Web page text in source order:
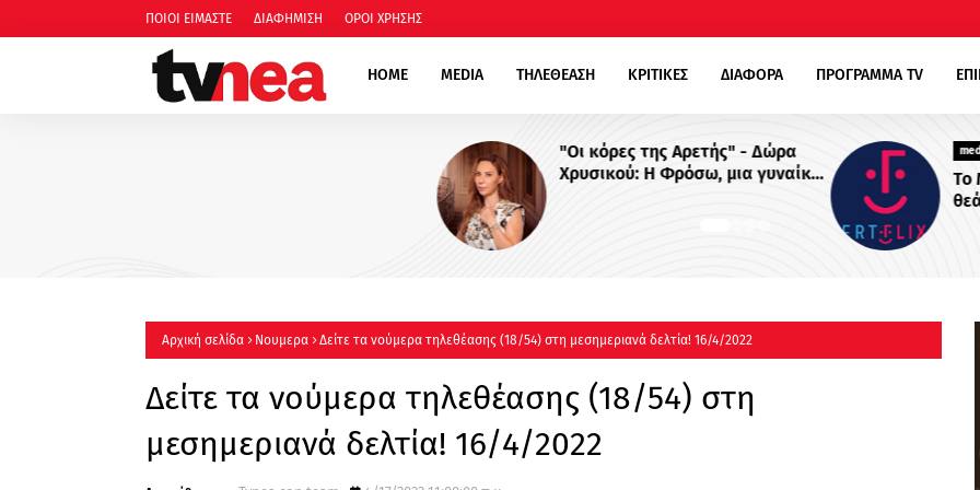
ΠΟΙΟΙ ΕΙΜΑΣΤΕ ΔΙΑΦΗΜΙΣΗ ΟΡΟΙ ΧΡΗΣΗΣ
HOME MEDIA ΤΗΛΕΘΕΑΣΗ ΚΡΙΤΙΚΕΣ ΔΙΑΦΟΡΑ ΠΡΟΓΡΑΜΜΑ TV
"Οι κόρες της Αρετής" - Δώρα
Χρυσικού: Η Φρόσω, μια γυναίκα
γεμάτη αγάπη και δύναμη
media
Το Μουντιάλ έβαλε γκολ στις
θεάσεις του ERTFLIX και τον
Ιούλιο με 22.551.894 views, για
δεύτερο συνεχόμενο μήνα
Αρχική σελίδα Νουμερα Δείτε τα νούμερα τηλεθέασης (18/54) στη μεσημεριανά δελτία! 16/4/2022
Δείτε τα νούμερα τηλεθέασης (18/54) στη
μεσημεριανά δελτία! 16/4/2022